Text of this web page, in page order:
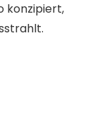
konzipiert,